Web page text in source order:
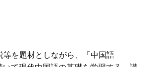
等を題材としながら、「中国語